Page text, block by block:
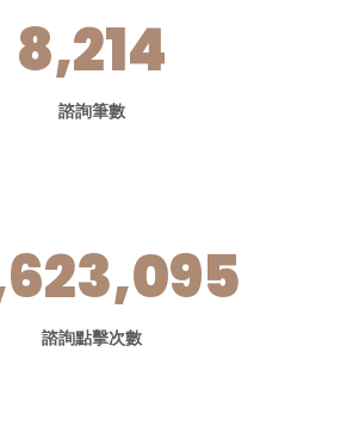
8,214
諮詢筆數
諮詢點擊次數